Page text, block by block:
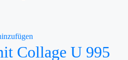
Collage U 995